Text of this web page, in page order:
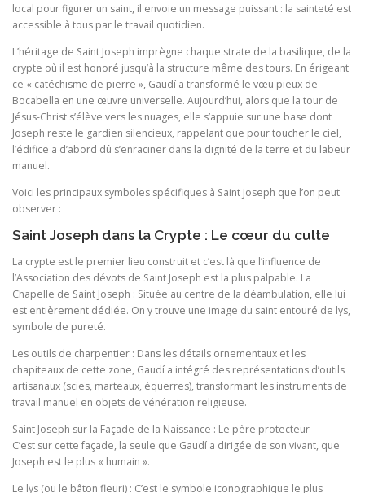
local pour figurer un saint, il envoie un message puissant : la sainteté est
accessible à tous par le travail quotidien.
L’héritage de Saint Joseph imprègne chaque strate de la basilique, de la
crypte où il est honoré jusqu’à la structure même des tours. En érigeant
ce « catéchisme de pierre », Gaudí a transformé le vœu pieux de
Bocabella en une œuvre universelle. Aujourd’hui, alors que la tour de
Jésus-Christ s’élève vers les nuages, elle s’appuie sur une base dont
Joseph reste le gardien silencieux, rappelant que pour toucher le ciel,
l’édifice a d’abord dû s’enraciner dans la dignité de la terre et du labeur
manuel.
Voici les principaux symboles spécifiques à Saint Joseph que l’on peut
observer :
Saint Joseph dans la Crypte : Le cœur du culte
La crypte est le premier lieu construit et c’est là que l’influence de
l’Association des dévots de Saint Joseph est la plus palpable. La
Chapelle de Saint Joseph : Située au centre de la déambulation, elle lui
est entièrement dédiée. On y trouve une image du saint entouré de lys,
symbole de pureté.
Les outils de charpentier : Dans les détails ornementaux et les
chapiteaux de cette zone, Gaudí a intégré des représentations d’outils
artisanaux (scies, marteaux, équerres), transformant les instruments de
travail manuel en objets de vénération religieuse.
Saint Joseph sur la Façade de la Naissance : Le père protecteur
C’est sur cette façade, la seule que Gaudí a dirigée de son vivant, que
Joseph est le plus « humain ».
Le lys (ou le bâton fleuri) : C’est le symbole iconographique le plus